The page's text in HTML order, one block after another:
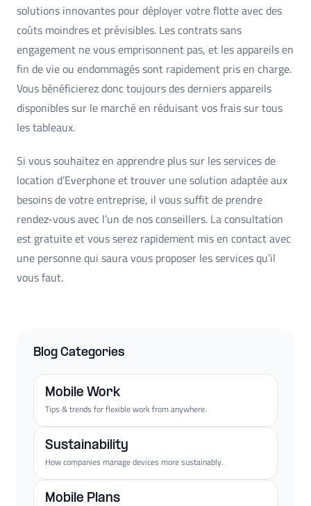
solutions innovantes pour déployer votre flotte avec des
coûts moindres et prévisibles. Les contrats sans
engagement ne vous emprisonnent pas, et les appareils en
fin de vie ou endommagés sont rapidement pris en charge.
Vous bénéficierez donc toujours des derniers appareils
disponibles sur le marché en réduisant vos frais sur tous
les tableaux.
Si vous souhaitez en apprendre plus sur les services de
location d’Everphone et trouver une solution adaptée aux
besoins de votre entreprise, il vous suffit de prendre
rendez-vous avec l’un de nos conseillers. La consultation
est gratuite et vous serez rapidement mis en contact avec
une personne qui saura vous proposer les services qu’il
vous faut.
Blog Categories
Mobile Work
Tips & trends for flexible work from anywhere.
Sustainability
How companies manage devices more sustainably.
Mobile Plans